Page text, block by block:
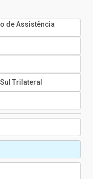
de Assistência
Trilateral